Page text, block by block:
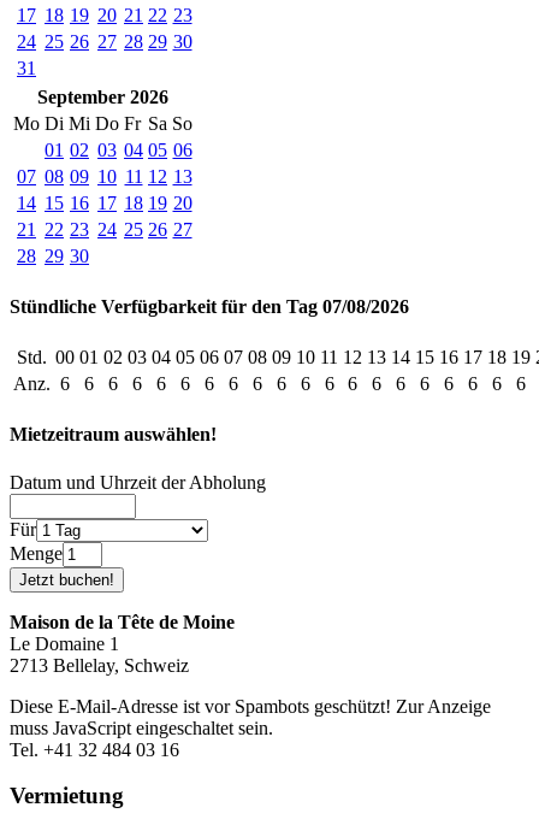
17 18 19 20 21 22 23
24 25 26 27 28 29 30
31
September 2026
Mo Di Mi Do Fr Sa So
01 02 03 04 05 06
07 08 09 10 11 12 13
14 15 16 17 18 19 20
21
22 23 24 25 26 27
28 29 30
Stündliche Verfügbarkeit für den Tag 07/08/2026
Std. 00 01 02 03 04 05 06 07 08 09 10 11 12 13 14 15 16 17 18 19
Anz. 6 6 6 6 6 6 6 6 6 6 6 6 6 6 6 6 6 6 6 6
Mietzeitraum auswählen!
Datum und Uhrzeit der Abholung
Für
Menge
Maison de la Tête de Moine
Le Domaine 1
2713 Bellelay, Schweiz
Diese E-Mail-Adresse ist vor Spambots geschützt! Zur Anzeige
muss JavaScript eingeschaltet sein.
Tel. +41 32 484 03 16
Vermietung